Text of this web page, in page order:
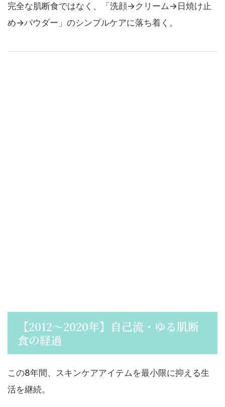
完全な肌断食ではなく、「洗顔→クリーム→日焼け止
め→パウダー」のシンプルケアに落ち着く。
【2012〜2020年】自己流・ゆる肌断
食の経過
この8年間、スキンケアアイテムを最小限に抑える生
活を継続。